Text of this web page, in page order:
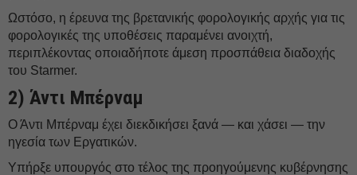
Ωστόσο, η έρευνα της βρετανικής φορολογικής αρχής για τις
φορολογικές της υποθέσεις παραμένει ανοιχτή,
περιπλέκοντας οποιαδήποτε άμεση προσπάθεια διαδοχής
του Starmer.
2) Άντι Μπέρναμ
Ο Άντι Μπέρναμ έχει διεκδικήσει ξανά — και χάσει — την
ηγεσία των Εργατικών.
Υπήρξε υπουργός στο τέλος της προηγούμενης κυβέρνησης